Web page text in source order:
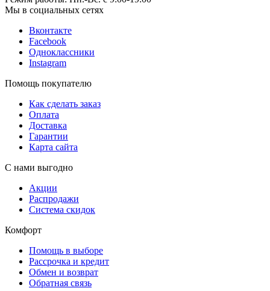
Мы в социальных сетях
Вконтакте
Facebook
Одноклассники
Instagram
Помощь покупателю
Как сделать заказ
Оплата
Доставка
Гарантии
Карта сайта
С нами выгодно
Акции
Распродажи
Система скидок
Комфорт
Помощь в выборе
Рассрочка и кредит
Обмен и возврат
Обратная связь